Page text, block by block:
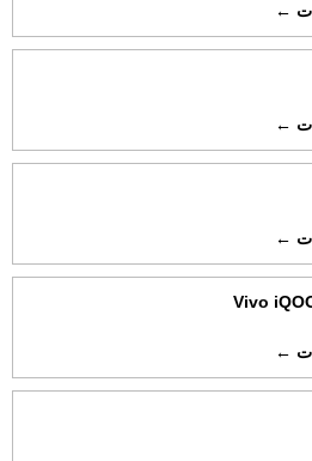
←
←
←
Vivo
←